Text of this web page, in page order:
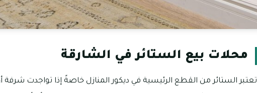
محلات بيع الستائر في الشارقة
تعتبر الستائر من القطع الرئيسية في ديكور المنازل خاصةً إذا تواجدت شرفة